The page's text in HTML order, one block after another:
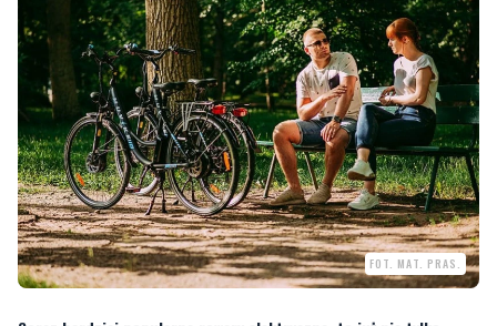
FOT. MAT. PRAS.
Coraz bardziej popularne rowery elektryczne, to już nie tylko
alternatywa dla zatłoczonej komunikacji miejskiej i godzin